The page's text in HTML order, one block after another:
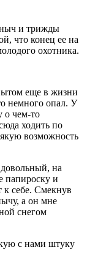
и трижды
что конец ее на
охотника.
еще в жизни
немного опал. У
о чем-то
ходить по
возможность
на
папироску и
к себе. Смекнув
а он мне
снегом
с нами штуку